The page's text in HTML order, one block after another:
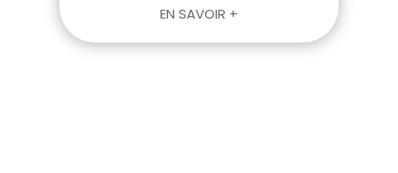
EN SAVOIR +